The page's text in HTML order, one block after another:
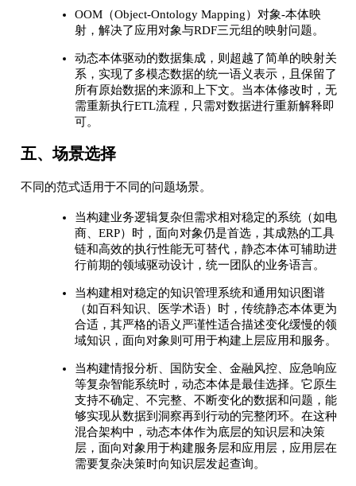
OOM（Object-Ontology Mapping）对象-本体映
射，解决了应用对象与RDF三元组的映射问题。
动态本体驱动的数据集成，则超越了简单的映射关
系，实现了多模态数据的统一语义表示，且保留了
所有原始数据的来源和上下文。当本体修改时，无
需重新执行ETL流程，只需对数据进行重新解释即
可。
五、场景选择
不同的范式适用于不同的问题场景。
当构建业务逻辑复杂但需求相对稳定的系统（如电
商、ERP）时，面向对象仍是首选，其成熟的工具
链和高效的执行性能无可替代，静态本体可辅助进
行前期的领域驱动设计，统一团队的业务语言。
当构建相对稳定的知识管理系统和通用知识图谱
（如百科知识、医学术语）时，传统静态本体更为
合适，其严格的语义严谨性适合描述变化缓慢的领
域知识，面向对象则可用于构建上层应用和服务。
当构建情报分析、国防安全、金融风控、应急响应
等复杂智能系统时，动态本体是最佳选择。它原生
支持不确定、不完整、不断变化的数据和问题，能
够实现从数据到洞察再到行动的完整闭环。在这种
混合架构中，动态本体作为底层的知识层和决策
层，面向对象用于构建服务层和应用层，应用层在
需要复杂决策时向知识层发起查询。